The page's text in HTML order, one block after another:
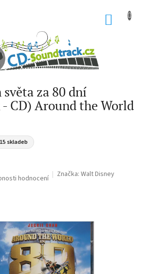
světa za 80 dní
CD) Around the World
15 skladeb
hodnocení Značka: Walt Disney